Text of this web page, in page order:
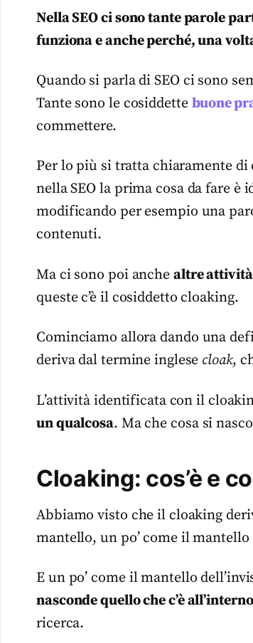
Nella SEO ci sono tante parole
funziona e anche perché, una
Quando si parla di SEO ci sono
Tante sono le cosiddette buone
commettere.
Per lo più si tratta chiaramente
nella SEO la prima cosa da fare
modificando per esempio una
contenuti.
Ma ci sono poi anche altre attività
queste c’è il cosiddetto cloaking.
Cominciamo allora dando una
deriva dal termine inglese cloak,
L’attività identificata con il
un qualcosa. Ma che cosa si
Cloaking: cos’è e
Abbiamo visto che il cloaking
mantello, un po’ come il
E un po’ come il mantello
nasconde quello che c’è
ricerca.